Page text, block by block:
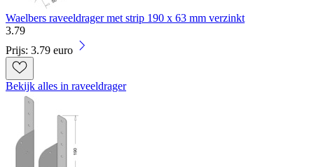
Waelbers raveeldrager met strip 190 x 63 mm verzinkt
3.79
Prijs: 3.79 euro
Bekijk alles in raveeldrager